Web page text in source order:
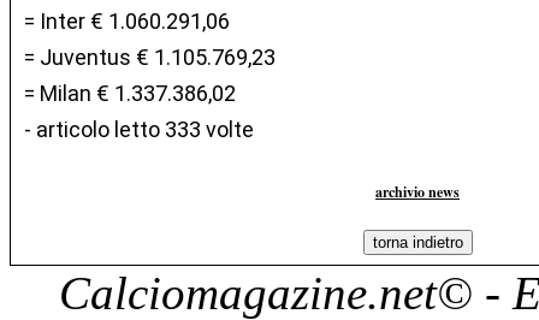
= Inter € 1.060.291,06
= Juventus € 1.105.769,23
= Milan € 1.337.386,02
- articolo letto 333 volte
archivio news
Calciomagazine.net© -